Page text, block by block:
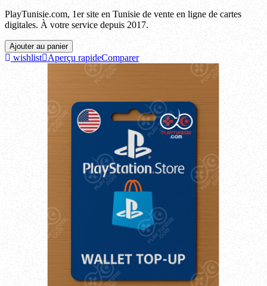
PlayTunisie.com, 1er site en Tunisie de vente en ligne de cartes
digitales. À votre service depuis 2017.
Ajouter au panier
wishlist Aperçu rapideComparer